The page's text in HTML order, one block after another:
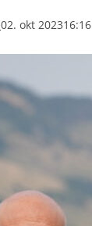
02. okt 202316:16